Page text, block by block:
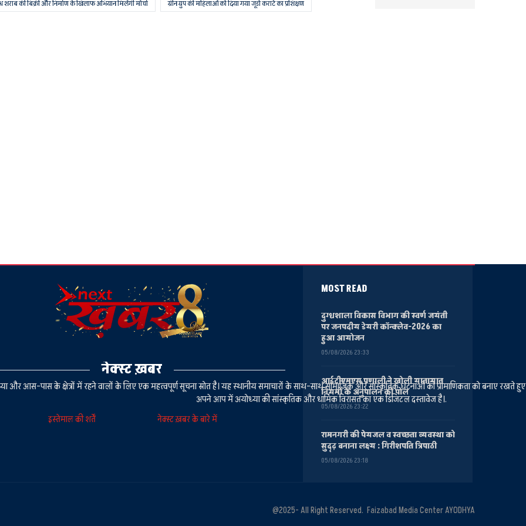
शराब की बिक्री और निर्माण के खिलाफ अभियान मिलेंगी मोर्चा ग्रीन ग्रुप की महिलाओं को दिया गया जूडो कराटे का प्रशिक्षण
नेक्स्ट ख़बर
और आस-पास के क्षेत्रों में रहने वालों के लिए एक महत्वपूर्ण सूचना स्रोत है। यह स्थानीय समाचारों के साथ-साथ सामाजिक और सांस्कृतिक घटनाओं की प्रामाणिकता को बनाए रखते हुए
अपने आप में अयोध्या की सांस्कृतिक और धार्मिक विरासत का एक डिजिटल दस्तावेज है।.
इस्तेमाल की शर्तें नेक्स्ट ख़बर के बारे में
MOST READ
दुग्धशाला विकास विभाग की स्वर्ण जयंती
पर जनपदीय डेयरी कॉन्क्लेव-2026 का
हुआ आयोजन
05/08/2026 23:33
आईटीएमएस प्रणाली ने खोली यातायात
नियमों के अनुपालन की पोल
05/08/2026 23:22
रामनगरी की पेयजल व स्वच्छता व्यवस्था को
सुदृढ़ बनाना लक्ष्य : गिरीशपति त्रिपाठी
05/08/2026 23:18
@2025- All Right Reserved. Faizabad Media Center AYODHYA